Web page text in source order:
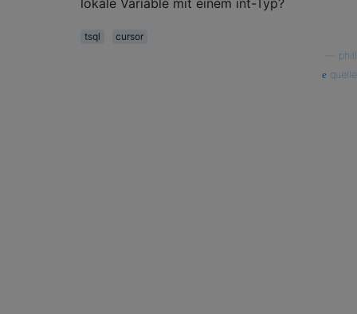
tsql
cursor
phill
quelle